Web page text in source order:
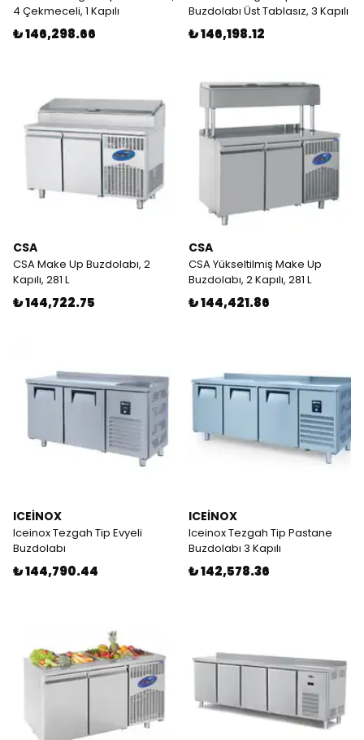
4 Çekmeceli, 1 Kapılı
₺ 146,298.66
Buzdolabı Üst Tablasız, 3 Kapılı
₺ 146,198.12
CSA
CSA Make Up Buzdolabı, 2
Kapılı, 281 L
₺ 144,722.75
CSA
CSA Yükseltilmiş Make Up
Buzdolabı, 2 Kapılı, 281 L
₺ 144,421.86
ICEİNOX
Iceinox Tezgah Tip Evyeli
Buzdolabı
₺ 144,790.44
ICEİNOX
Iceinox Tezgah Tip Pastane
Buzdolabı 3 Kapılı
₺ 142,578.36